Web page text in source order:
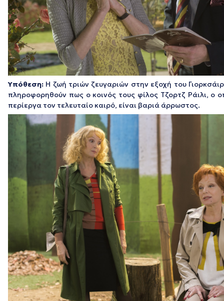
Υπόθεση: Η ζωή τριών ζευγαριών στην εξοχή του
πληροφορηθούν πως ο κοινός τους φίλος Τζορτζ Ράιλι, ο
περίεργα τον τελευταίο καιρό, είναι βαριά άρρωστος.